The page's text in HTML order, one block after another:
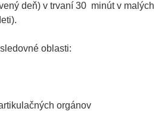
deň) v trvaní 30 minút v malých
oblasti:
orgánov